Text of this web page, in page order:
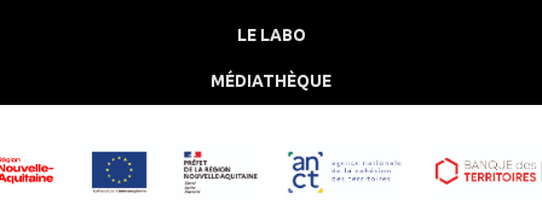
LE LABO
MÉDIATHÈQUE